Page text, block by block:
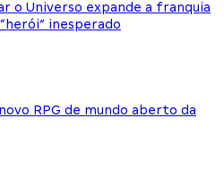
o Universo expande a franquia
inesperado
RPG de mundo aberto da